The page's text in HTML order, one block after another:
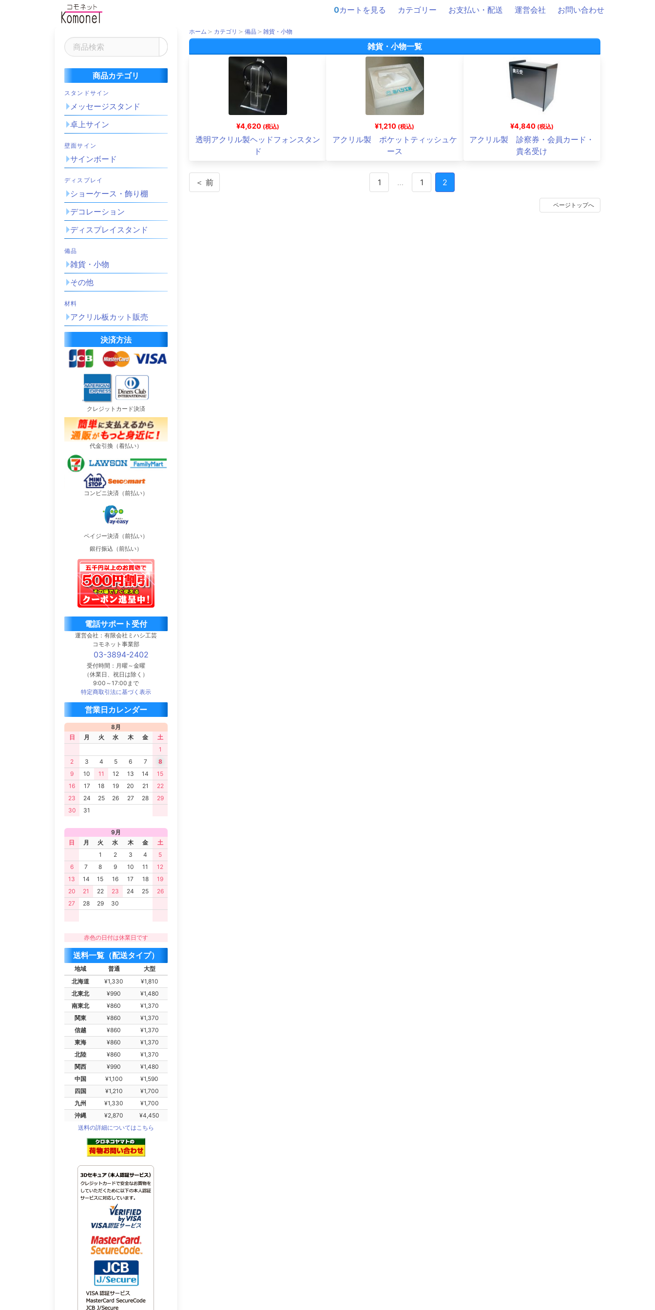
0カートを見る カテゴリー お支払い・配送 運営会社 お問い合わせ
商品カテゴリ
スタンドサイン
メッセージスタンド
卓上サイン
壁面サイン
サインボード
ディスプレイ
ショーケース・飾り棚
デコレーション
ディスプレイスタンド
備品
雑貨・小物
その他
材料
アクリル板カット販売
決済方法
クレジットカード決済
代金引換（着払い）
コンビニ決済（前払い）
ペイジー決済（前払い）
銀行振込（前払い）
電話サポート受付
運営会社：有限会社ミハシ工芸
コモネット事業部
03-3894-2402
受付時間：月曜～金曜
（休業日、祝日は除く）
9:00～17:00まで
特定商取引法に基づく表示
営業日カレンダー
8月
日
月 火 水 木 金
土
1
2
3 4 5 6 7
8
9
10 11 12 13 14
15
16
17 18 19 20 21
22
23
24 25 26 27 28
29
30
31
9月
日
月 火 水 木 金
土
1
2 3 4
5
6
7 8 9 10 11
12
13
14 15 16 17 18
19
20
21 22 23 24 25
26
27
28 29 30
赤色の日付は休業日です
送料一覧（配送タイプ）
地域 普通
大型
北海道
¥1,330
¥1,810
北東北
¥990
¥1,480
南東北
¥860
¥1,370
関東
¥860
¥1,370
信越
¥860
¥1,370
東海
¥860
¥1,370
北陸
¥860
¥1,370
関西
¥990
¥1,480
中国
¥1,100
¥1,590
四国
¥1,210
¥1,700
九州
¥1,330
¥1,700
沖縄
¥2,870
¥4,450
送料の詳細についてはこちら
ホーム カテゴリ 備品 雑貨・小物
雑貨・小物一覧
¥4,620 (税込)
透明アクリル製ヘッドフォンスタン
ド
¥1,210 (税込)
アクリル製 ポケットティッシュケ
ース
¥4,840 (税込)
アクリル製 診察券・会員カード・
貴名受け
＜ 前 1 … 1 2
ページトップへ